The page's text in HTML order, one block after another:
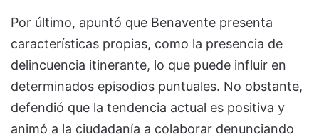
Por último, apuntó que Benavente presenta
características propias, como la presencia de
delincuencia itinerante, lo que puede influir en
determinados episodios puntuales. No obstante,
defendió que la tendencia actual es positiva y
animó a la ciudadanía a colaborar denunciando